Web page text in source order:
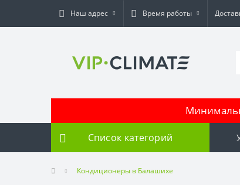
Наш адрес Время работы
Список категорий
Кондиционеры в Балашихе